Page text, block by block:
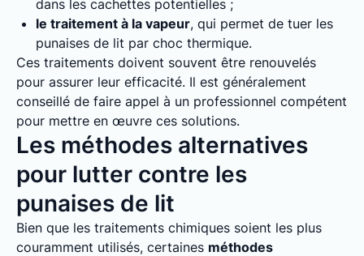
dans les cachettes potentielles ;
le traitement à la vapeur, qui permet de tuer les
punaises de lit par choc thermique.
Ces traitements doivent souvent être renouvelés
pour assurer leur efficacité. Il est généralement
conseillé de faire appel à un professionnel compétent
pour mettre en œuvre ces solutions.
Les méthodes alternatives
pour lutter contre les
punaises de lit
Bien que les traitements chimiques soient les plus
couramment utilisés, certaines méthodes